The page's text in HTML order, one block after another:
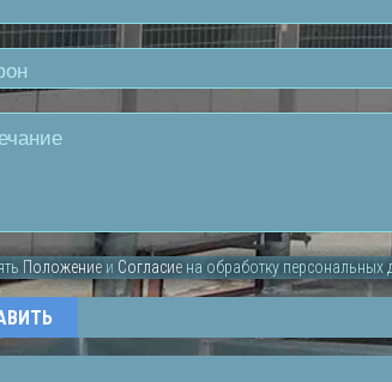
Положение и Согласие на обработку персональных